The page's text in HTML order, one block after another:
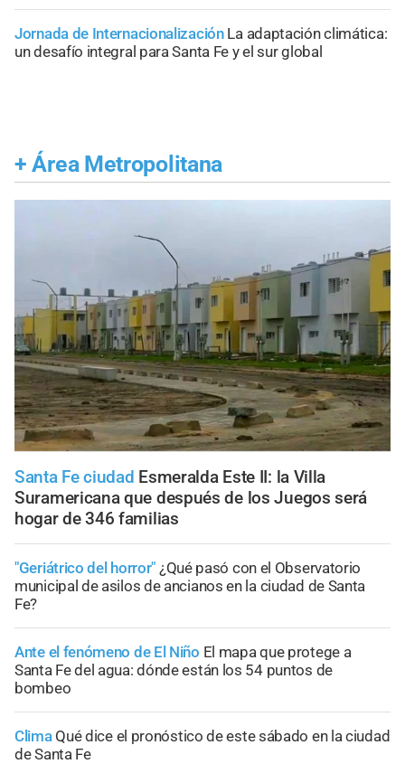
Jornada de Internacionalización La adaptación climática:
un desafío integral para Santa Fe y el sur global
+ Área Metropolitana
Santa Fe ciudad Esmeralda Este II: la Villa
Suramericana que después de los Juegos será
hogar de 346 familias
"Geriátrico del horror" ¿Qué pasó con el Observatorio
municipal de asilos de ancianos en la ciudad de Santa
Fe?
Ante el fenómeno de El Niño El mapa que protege a
Santa Fe del agua: dónde están los 54 puntos de
bombeo
Clima Qué dice el pronóstico de este sábado en la ciudad
de Santa Fe